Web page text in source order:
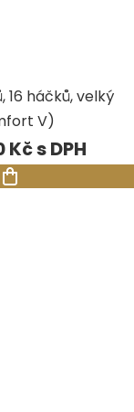
16 háčků, velký
V)
Kč